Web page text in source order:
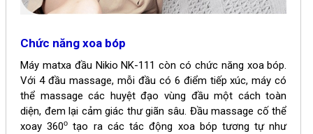
Chức năng xoa bóp
Máy matxa đầu Nikio NK-111 còn có chức năng xoa bóp.
Với 4 đầu massage, mỗi đầu có 6 điểm tiếp xúc, máy có
thể massage các huyệt đạo vùng đầu một cách toàn
diện, đem lại cảm giác thư giãn sâu. Đầu massage cố thể
xoay 360o tạo ra các tác động xoa bóp tương tự như